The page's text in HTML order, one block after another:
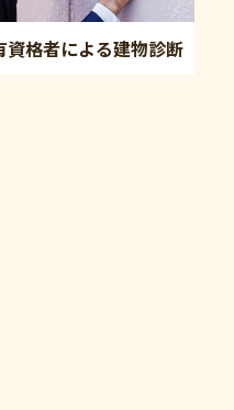
資格者による建物診断